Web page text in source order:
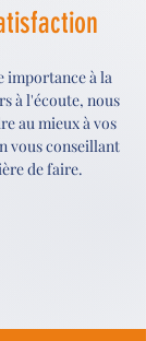
importance à la
à l'écoute, nous
au mieux à vos
vous conseillant
de faire.